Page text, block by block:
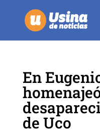
En
de Uco